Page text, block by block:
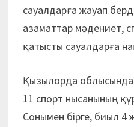
сауалдарға жауап
азаматтар мәдениет,
қатысты сауалдарға
Қызылорда
11 спорт нысанының
Сонымен бірге, биыл 4